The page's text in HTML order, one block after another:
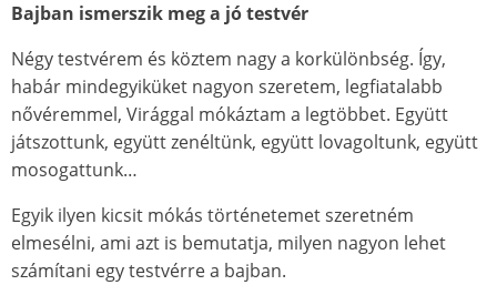
Bajban ismerszik meg a jó testvér
Négy testvérem és köztem nagy a korkülönbség. Így,
habár mindegyiküket nagyon szeretem, legfiatalabb
nővéremmel, Virággal mókáztam a legtöbbet. Együtt
játszottunk, együtt zenéltünk, együtt lovagoltunk, együtt
mosogattunk…
Egyik ilyen kicsit mókás történetemet szeretném
elmesélni, ami azt is bemutatja, milyen nagyon lehet
számítani egy testvérre a bajban.